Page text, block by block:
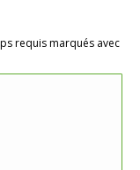
requis marqués avec